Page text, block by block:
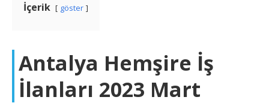
İçerik göster
Antalya Hemşire İş
İlanları 2023 Mart